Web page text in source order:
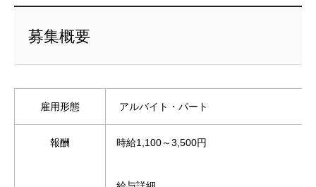
募集概要
雇用形態 アルバイト・パート
報酬 時給1,100～3,500円